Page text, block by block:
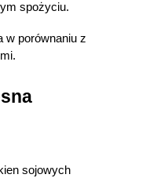
spożyciu.
w porównaniu z
sojowych